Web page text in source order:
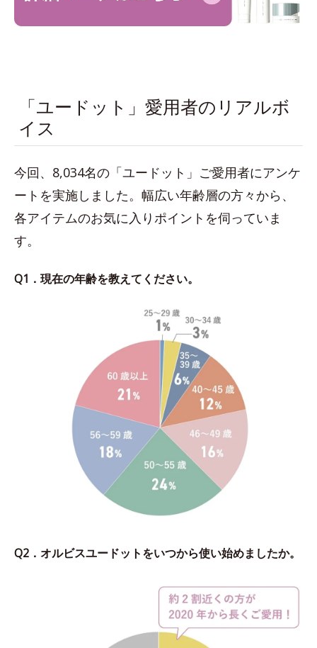
「ユードット」愛用者のリアルボ
イス
今回、8,034名の「ユードット」ご愛用者にアンケ
ートを実施しました。幅広い年齢層の方々から、
各アイテムのお気に入りポイントを伺っていま
す。
Q1．現在の年齢を教えてください。
Q2．オルビスユードットをいつから使い始めましたか。